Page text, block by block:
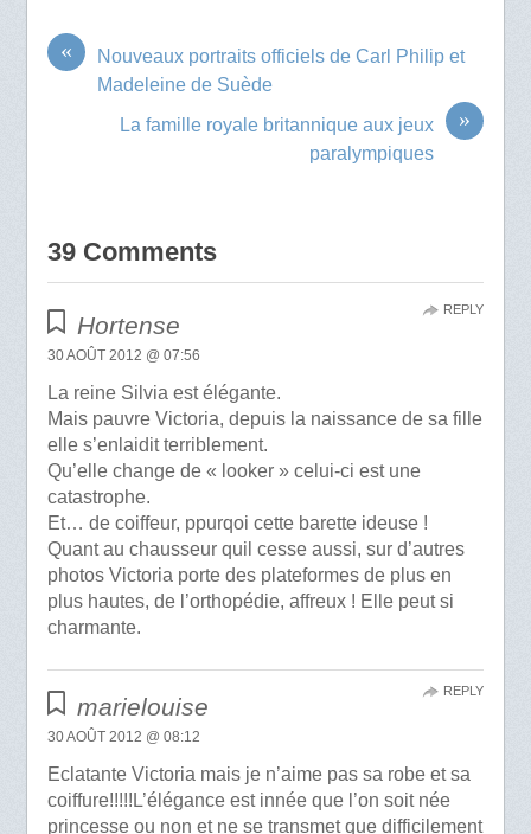
«
Nouveaux portraits officiels de Carl Philip et
Madeleine de Suède
»
La famille royale britannique aux jeux
paralympiques
39 Comments
Hortense
30 AOÛT 2012 @ 07:56
La reine Silvia est élégante.
Mais pauvre Victoria, depuis la naissance de sa fille
elle s’enlaidit terriblement.
Qu’elle change de « looker » celui-ci est une
catastrophe.
Et… de coiffeur, ppurqoi cette barette ideuse !
Quant au chausseur quil cesse aussi, sur d’autres
photos Victoria porte des plateformes de plus en
plus hautes, de l’orthopédie, affreux ! Elle peut si
charmante.
REPLY
marielouise
30 AOÛT 2012 @ 08:12
Eclatante Victoria mais je n’aime pas sa robe et sa
coiffure!!!!!L’élégance est innée que l’on soit née
princesse ou non et ne se transmet que difficilement
REPLY